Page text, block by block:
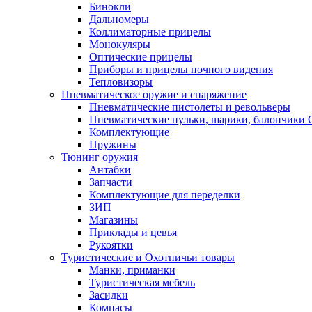
Бинокли
Дальномеры
Коллиматорные прицелы
Монокуляры
Оптические прицелы
Приборы и прицелы ночного видения
Тепловизоры
Пневматическое оружие и снаряжение
Пневматические пистолеты и револьверы
Пневматические пульки, шарики, балончики
Комплектующие
Пружины
Тюнинг оружия
Антабки
Запчасти
Комплектующие для переделки
ЗИП
Магазины
Приклады и цевья
Рукоятки
Туристические и Охотничьи товары
Манки, приманки
Туристическая мебель
Засидки
Компасы